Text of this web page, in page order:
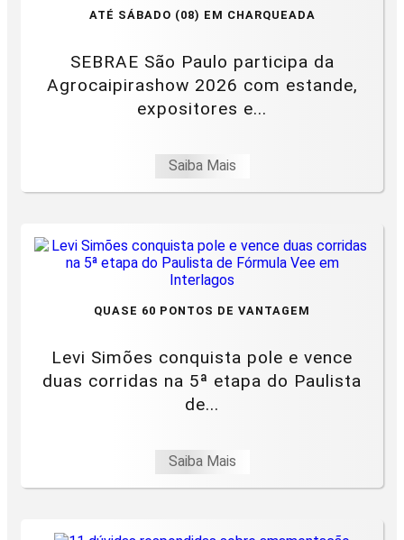
ATÉ SÁBADO (08) EM CHARQUEADA
SEBRAE São Paulo participa da
Agrocaipirashow 2026 com estande,
expositores e...
Saiba Mais
QUASE 60 PONTOS DE VANTAGEM
Levi Simões conquista pole e vence
duas corridas na 5ª etapa do Paulista
de...
Saiba Mais